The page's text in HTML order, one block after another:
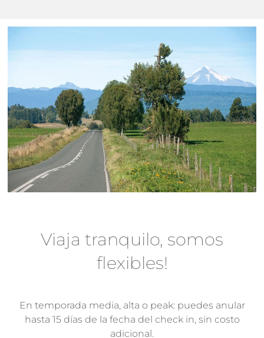
Viaja tranquilo, somos
flexibles!
En temporada media, alta o peak: puedes anular
hasta 15 días de la fecha del check in, sin costo
adicional.